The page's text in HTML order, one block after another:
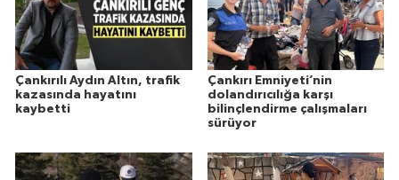
Çankırılı Aydın Altın, trafik
kazasında hayatını
kaybetti
Çankırı Emniyeti’nin
dolandırıcılığa karşı
bilinçlendirme çalışmaları
sürüyor